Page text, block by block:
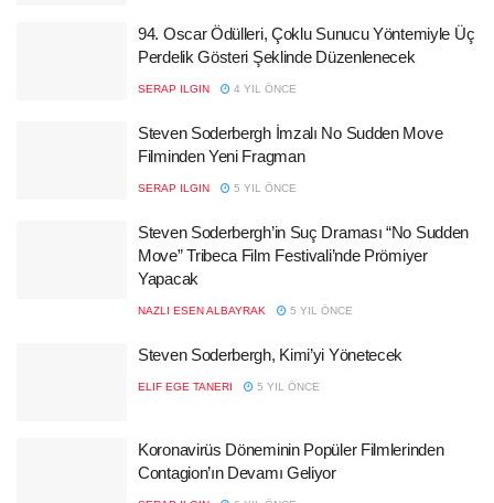
94. Oscar Ödülleri, Çoklu Sunucu Yöntemiyle Üç
Perdelik Gösteri Şeklinde Düzenlenecek
SERAP ILGIN 4 YIL ÖNCE
Steven Soderbergh İmzalı No Sudden Move
Filminden Yeni Fragman
SERAP ILGIN 5 YIL ÖNCE
Steven Soderbergh’in Suç Draması “No Sudden
Move” Tribeca Film Festivali’nde Prömiyer
Yapacak
NAZLI ESEN ALBAYRAK 5 YIL ÖNCE
Steven Soderbergh, Kimi’yi Yönetecek
ELIF EGE TANERI 5 YIL ÖNCE
Koronavirüs Döneminin Popüler Filmlerinden
Contagion’ın Devamı Geliyor